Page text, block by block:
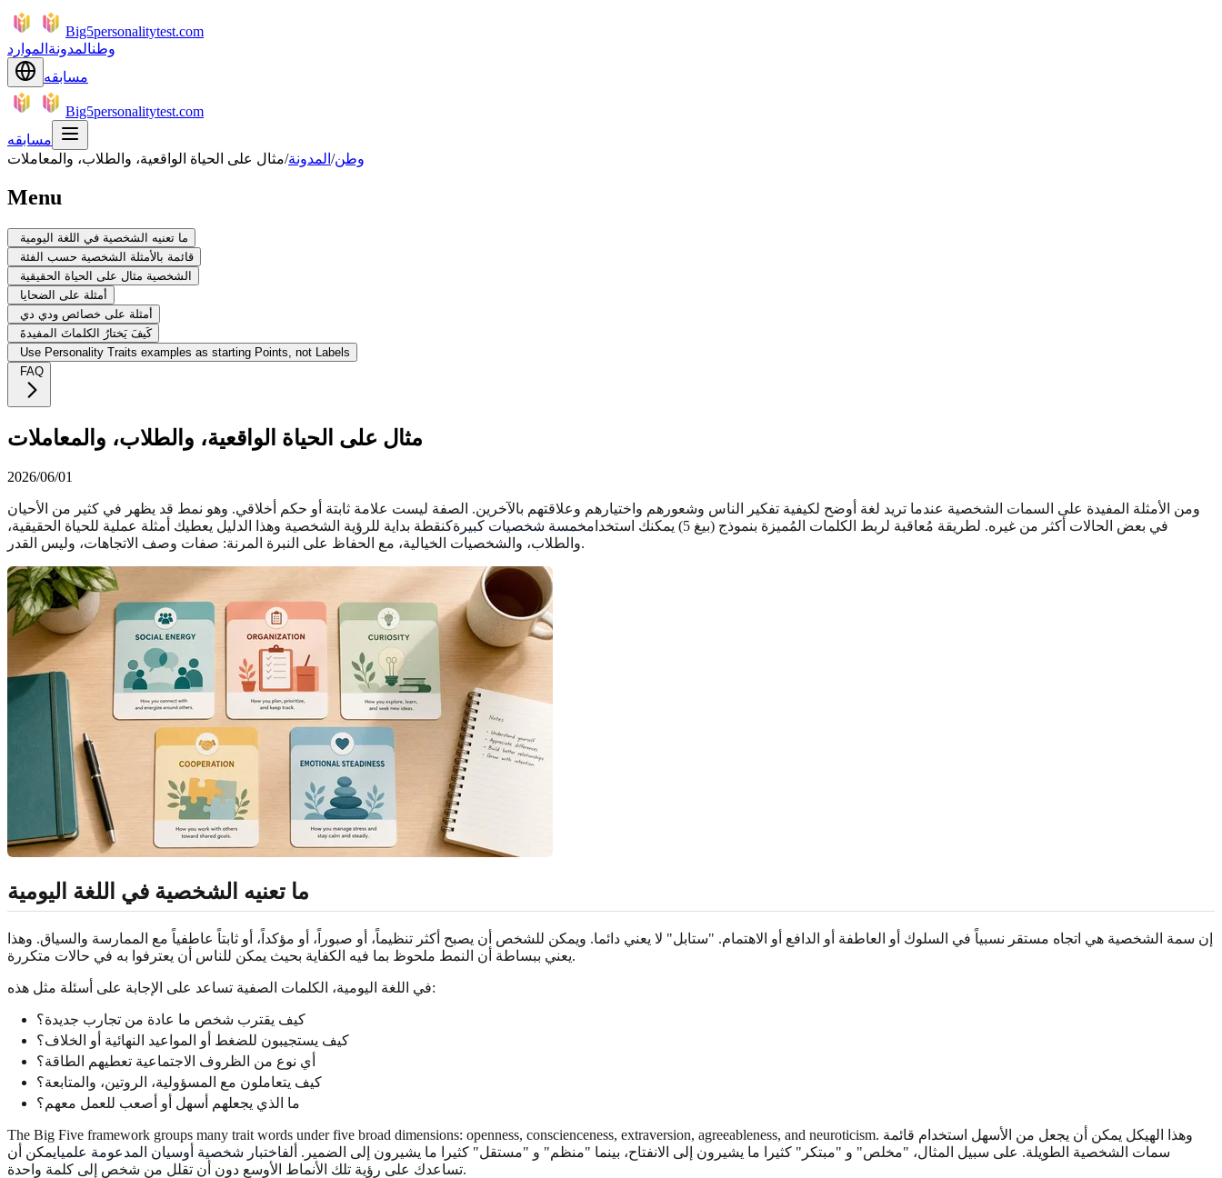
Big5personalitytest.com
وطنالمدونة الموارد
مسابقه
Big5personalitytest.com
مسابقه
وطن/ المدونة/مثال على الحياة الواقعية، والطلاب، والمعاملات
Menu
ما تعنيه الشخصية في اللغة اليومية
قائمة بالأمثلة الشخصية حسب الفئة
الشخصية مثال على الحياة الحقيقية
أمثلة على الضحايا
أمثلة على خصائص ودي دي
كَيفَ يَختارُ الكلماتَ المفيدةَ
Use Personality Traits examples as starting Points, not Labels
FAQ
مثال على الحياة الواقعية، والطلاب، والمعاملات
2026/06/01
ومن الأمثلة المفيدة على السمات الشخصية عندما تريد لغة أوضح لكيفية تفكير الناس وشعورهم واختيارهم وعلاقتهم بالآخرين. الصفة ليست علامة ثابتة أو حكم أخلاقي. وهو نمط قد يظهر في كثير من الأحيان
في بعض الحالات أكثر من غيره. لطريقة مُعاقبة لربط الكلمات المُميزة بنموذج (بيغ 5) يمكنك استخدام
خمسة شخصيات كبيرةكنقطة بداية للرؤية الشخصية وهذا الدليل يعطيك أمثلة عملية للحياة الحقيقية،
والطلاب، والشخصيات الخيالية، مع الحفاظ على النبرة المرنة: صفات وصف الاتجاهات، وليس القدر.
ما تعنيه الشخصية في اللغة اليومية
إن سمة الشخصية هي اتجاه مستقر نسبياً في السلوك أو العاطفة أو الدافع أو الاهتمام. "ستابل" لا يعني دائما. ويمكن للشخص أن يصبح أكثر تنظيماً، أو صبوراً، أو مؤكداً، أو ثابتاً عاطفياً مع الممارسة والسياق. وهذا
يعني ببساطة أن النمط ملحوظ بما فيه الكفاية بحيث يمكن للناس أن يعترفوا به في حالات متكررة.
في اللغة اليومية، الكلمات الصفية تساعد على الإجابة على أسئلة مثل هذه:
كيف يقترب شخص ما عادة من تجارب جديدة؟
كيف يستجيبون للضغط أو المواعيد النهائية أو الخلاف؟
أي نوع من الظروف الاجتماعية تعطيهم الطاقة؟
كيف يتعاملون مع المسؤولية، الروتين، والمتابعة؟
ما الذي يجعلهم أسهل أو أصعب للعمل معهم؟
The Big Five framework groups many trait words under five broad dimensions: openness, conscienceness, extraversion, agreeableness, and neuroticism. وهذا الهيكل يمكن أن يجعل من الأسهل استخدام قائمة
سمات الشخصية الطويلة. على سبيل المثال، "مخلص" و "مبتكر" كثيرا ما يشيرون إلى الانفتاح، بينما "منظم" و "مستقل" كثيرا ما يشيرون إلى الضمير. ألفاختبار شخصية أوسيان المدعومة علميايمكن أن
تساعدك على رؤية تلك الأنماط الأوسع دون أن تقلل من شخص إلى كلمة واحدة.